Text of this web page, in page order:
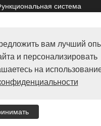
система
Вэньчжоу Lyshire Co., Ltd.
вам лучший
и персонализировать
на